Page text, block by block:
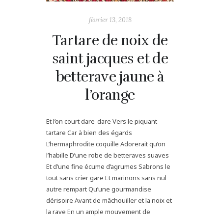
février 13, 2018
Tartare de noix de
saint jacques et de
betterave jaune à
l’orange
Et l’on court dare-dare Vers le piquant
tartare Car à bien des égards
L’hermaphrodite coquille Adorerait qu’on
l’habille D’une robe de betteraves suaves
Et d’une fine écume d’agrumes Sabrons le
tout sans crier gare Et marinons sans nul
autre rempart Qu’une gourmandise
dérisoire Avant de mâchouiller et la noix et
la rave En un ample mouvement de